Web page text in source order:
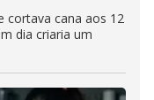
cortava cana aos 12
dia criaria um